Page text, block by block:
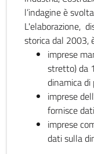
l’indagine è
L'elaborazione,
storica dal 2003,
imprese
stretto) da
dinamica
imprese
fornisce
imprese
dati sulla